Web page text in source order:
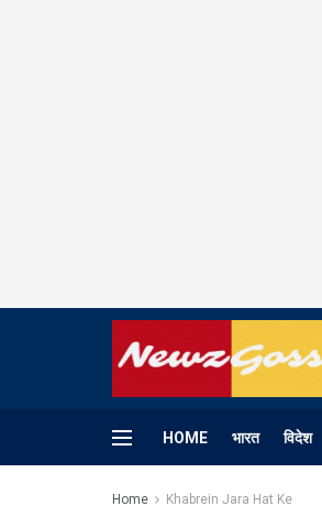
HOME भारत विदेश
Home Khabrein Jara Hat Ke